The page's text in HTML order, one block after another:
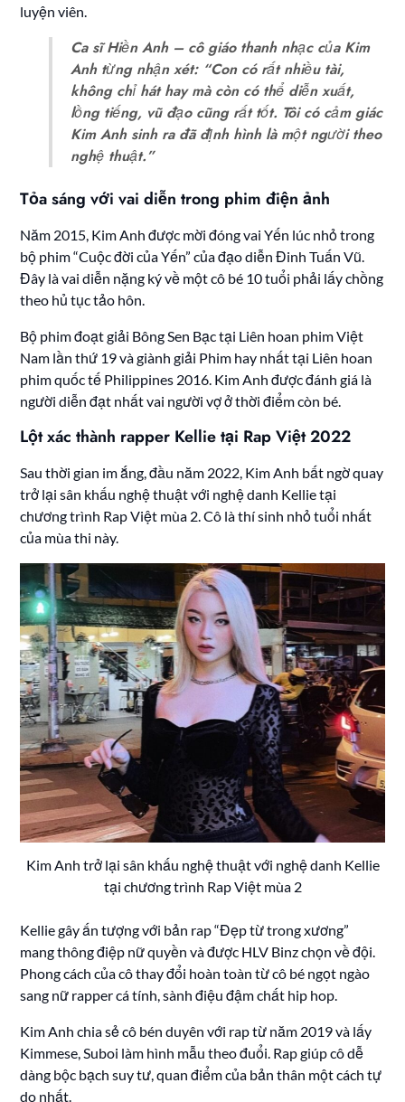
luyện viên.
Ca sĩ Hiền Anh – cô giáo thanh nhạc của Kim
Anh từng nhận xét: “Con có rất nhiều tài,
không chỉ hát hay mà còn có thể diễn xuất,
lồng tiếng, vũ đạo cũng rất tốt. Tôi có cảm giác
Kim Anh sinh ra đã định hình là một người theo
nghệ thuật.”
Tỏa sáng với vai diễn trong phim điện ảnh
Năm 2015, Kim Anh được mời đóng vai Yến lúc nhỏ trong
bộ phim “Cuộc đời của Yến” của đạo diễn Đinh Tuấn Vũ.
Đây là vai diễn nặng ký về một cô bé 10 tuổi phải lấy chồng
theo hủ tục tảo hôn.
Bộ phim đoạt giải Bông Sen Bạc tại Liên hoan phim Việt
Nam lần thứ 19 và giành giải Phim hay nhất tại Liên hoan
phim quốc tế Philippines 2016. Kim Anh được đánh giá là
người diễn đạt nhất vai người vợ ở thời điểm còn bé.
Lột xác thành rapper Kellie tại Rap Việt 2022
Sau thời gian im ắng, đầu năm 2022, Kim Anh bất ngờ quay
trở lại sân khấu nghệ thuật với nghệ danh Kellie tại
chương trình Rap Việt mùa 2. Cô là thí sinh nhỏ tuổi nhất
của mùa thi này.
Kim Anh trở lại sân khấu nghệ thuật với nghệ danh Kellie
tại chương trình Rap Việt mùa 2
Kellie gây ấn tượng với bản rap “Đẹp từ trong xương”
mang thông điệp nữ quyền và được HLV Binz chọn về đội.
Phong cách của cô thay đổi hoàn toàn từ cô bé ngọt ngào
sang nữ rapper cá tính, sành điệu đậm chất hip hop.
Kim Anh chia sẻ cô bén duyên với rap từ năm 2019 và lấy
Kimmese, Suboi làm hình mẫu theo đuổi. Rap giúp cô dễ
dàng bộc bạch suy tư, quan điểm của bản thân một cách tự
do nhất.